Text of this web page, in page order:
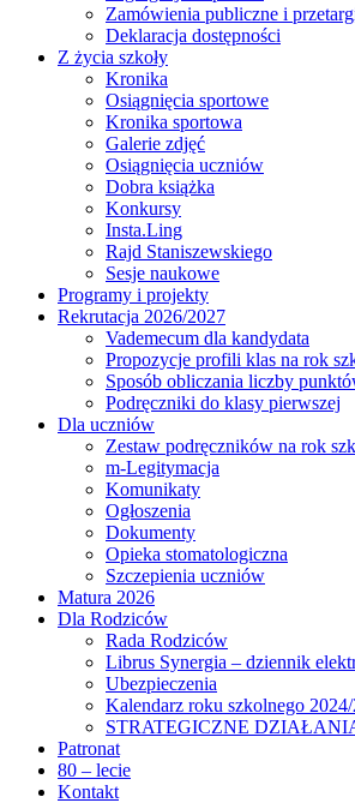
Zamówienia publiczne i
Deklaracja dostępności
Z życia szkoły
Kronika
Osiągnięcia sportowe
Kronika sportowa
Galerie zdjęć
Osiągnięcia uczniów
Dobra książka
Konkursy
Insta.Ling
Rajd Staniszewskiego
Sesje naukowe
Programy i projekty
Rekrutacja 2026/2027
Vademecum dla kandydata
Propozycje profili klas na rok
Sposób obliczania liczby
Podręczniki do klasy pierwszej
Dla uczniów
Zestaw podręczników na rok
m-Legitymacja
Komunikaty
Ogłoszenia
Dokumenty
Opieka stomatologiczna
Szczepienia uczniów
Matura 2026
Dla Rodziców
Rada Rodziców
Librus Synergia – dziennik
Ubezpieczenia
Kalendarz roku szkolnego
STRATEGICZNE
Patronat
80 – lecie
Kontakt